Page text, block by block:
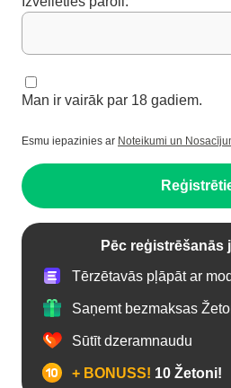
Man ir vairāk par 18 gadiem.
Esmu iepazinies ar Noteikumi un
Pēc reģistrēšanās
Tērzētavās pļāpāt ar
Saņemt bezmaksas
Sūtīt dzeramnaudu
+ BONUSS! 10 Žetoni!